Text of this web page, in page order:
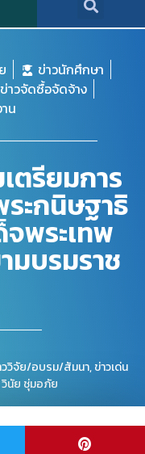
ข่าวนักศึกษา
ข่าวจัดซื้อจัดจ้าง
น
ตรียมการ
ะกนิษฐาธิ
จพระเทพ
มบรมราช
ววิจัย/อบรม/สัมนา,ข่าวเด่น
วินัย ชุ่มอภัย